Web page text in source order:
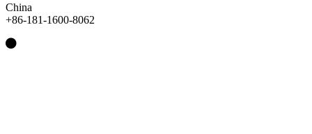
China
+86-181-1600-8062